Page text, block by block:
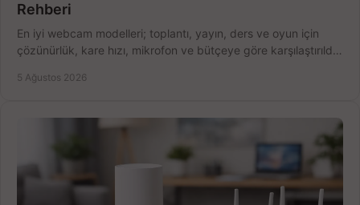
Rehberi
En iyi webcam modelleri; toplantı, yayın, ders ve oyun için
çözünürlük, kare hızı, mikrofon ve bütçeye göre karşılaştırıldı.
5 Ağustos 2026